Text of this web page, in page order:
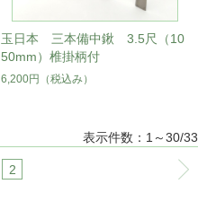
玉日本 三本備中鍬 3.5尺（10
50mm）椎掛柄付
6,200円 （税込み）
表示件数：1～30/33
2